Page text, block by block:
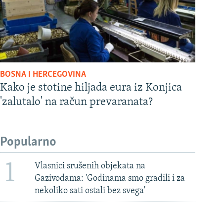
BOSNA I HERCEGOVINA
Kako je stotine hiljada eura iz Konjica
'zalutalo' na račun prevaranata?
Popularno
1
Vlasnici srušenih objekata na
Gazivodama: 'Godinama smo gradili i za
nekoliko sati ostali bez svega'